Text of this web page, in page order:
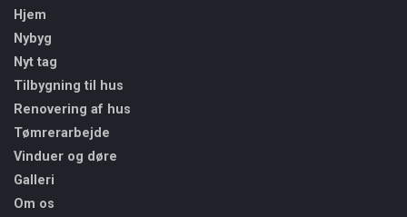
Hjem
Nybyg
Nyt tag
Tilbygning til hus
Renovering af hus
Tømrerarbejde
Vinduer og døre
Galleri
Om os